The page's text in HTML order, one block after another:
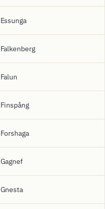
Essunga
Falkenberg
Falun
Finspång
Forshaga
Gagnef
Gnesta